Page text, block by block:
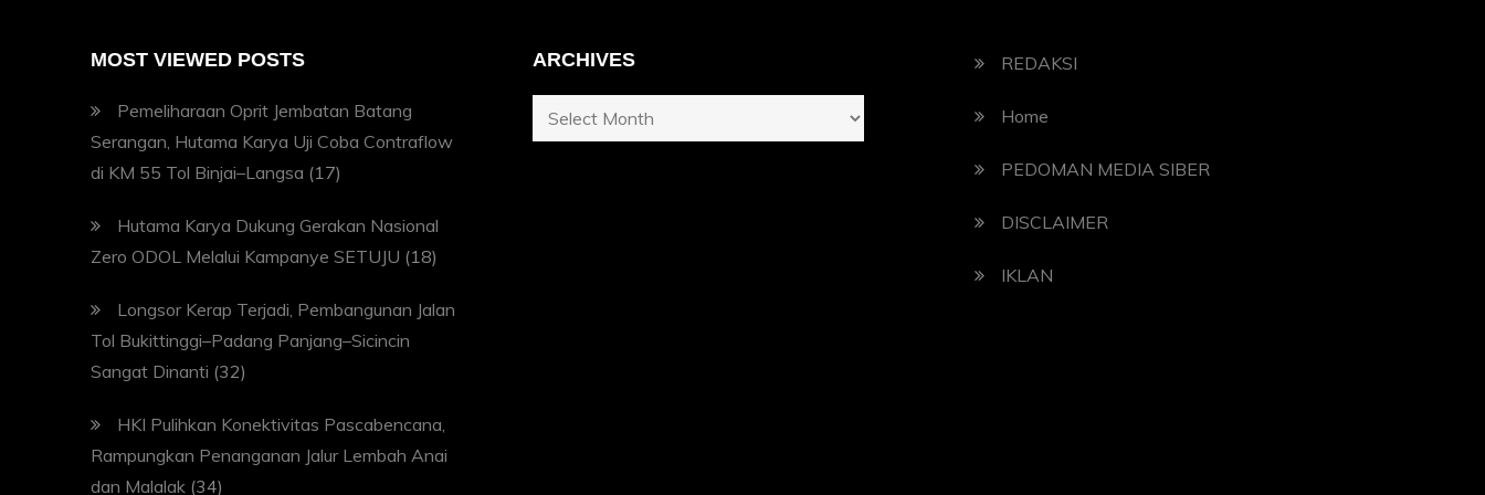
MOST VIEWED POSTS
Pemeliharaan Oprit Jembatan Batang
Serangan, Hutama Karya Uji Coba Contraflow
di KM 55 Tol Binjai–Langsa (17)
Hutama Karya Dukung Gerakan Nasional
Zero ODOL Melalui Kampanye SETUJU (18)
Longsor Kerap Terjadi, Pembangunan Jalan
Tol Bukittinggi–Padang Panjang–Sicincin
Sangat Dinanti (32)
HKI Pulihkan Konektivitas Pascabencana,
Rampungkan Penanganan Jalur Lembah Anai
dan Malalak (34)
ARCHIVES
Archives
REDAKSI
Home
PEDOMAN MEDIA SIBER
DISCLAIMER
IKLAN